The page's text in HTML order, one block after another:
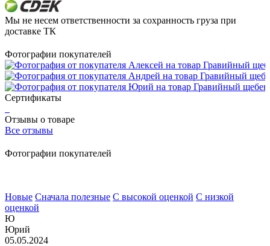
Мы не несем ответственности за сохранность груза при
доставке ТК
Фотографии покупателей
Сертификаты
Отзывы о товаре
Все отзывы
Фотографии покупателей
Новые Сначала полезные С высокой оценкой С низкой
оценкой
Ю
Юрий
05.05.2024